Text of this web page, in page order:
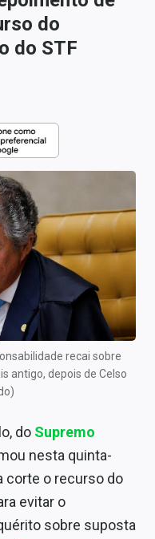
do
do STF
recai sobre
antigo, depois de Celso
do Supremo
nesta quinta-
corte o recurso do
evitar o
sobre suposta